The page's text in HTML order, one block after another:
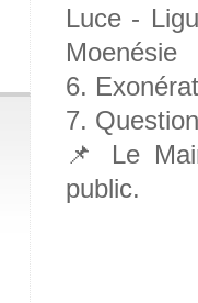
Luce -
Moenésie
6.
7.
📌 Le
public.